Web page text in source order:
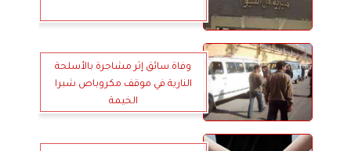
وفاة سائق إثر مشاجرة بالأسلحة
النارية في موقف مكروباص شبرا
الخيمة